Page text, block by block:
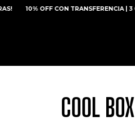
10% OFF CON TRANSFERENCIA | 3
COOL